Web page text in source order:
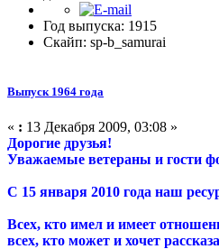
Год выпуска: 1915
Скайп: sp-b_samurai
Выпуск 1964 года
« : 13 Декабря 2009, 03:08 »
Дорогие друзья!
Уважаемые ветераны и гости
С 15 января 2010 года наш
Всех, кто имел и имеет
всех, кто может и хочет